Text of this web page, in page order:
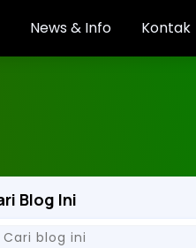
News & Info Kontak
Blog Ini